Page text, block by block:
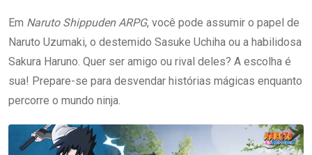
Em Naruto Shippuden ARPG, você pode assumir o papel de
Naruto Uzumaki, o destemido Sasuke Uchiha ou a habilidosa
Sakura Haruno. Quer ser amigo ou rival deles? A escolha é
sua! Prepare-se para desvendar histórias mágicas enquanto
percorre o mundo ninja.